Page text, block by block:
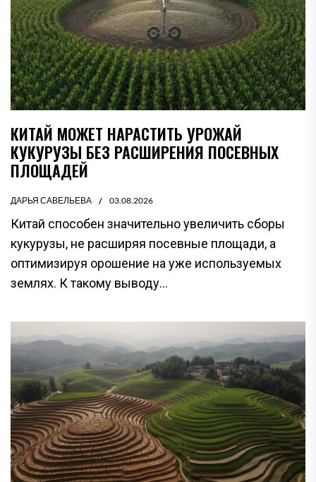
КИТАЙ МОЖЕТ НАРАСТИТЬ УРОЖАЙ
КУКУРУЗЫ БЕЗ РАСШИРЕНИЯ ПОСЕВНЫХ
ПЛОЩАДЕЙ
ДАРЬЯ САВЕЛЬЕВА 03.08.2026
Китай способен значительно увеличить сборы
кукурузы, не расширяя посевные площади, а
оптимизируя орошение на уже используемых
землях. К такому выводу...